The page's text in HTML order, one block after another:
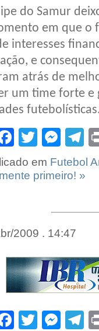
do Samur
em que o
interesses
e
atrás de
um time forte e
Facebook
Twitter
em Futebol
primeiro! »
2009 . 14:47
Facebook
Twitter